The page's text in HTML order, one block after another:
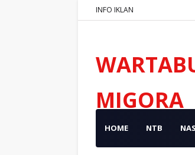
INFO IKLAN
MIGORA
HOME NTB